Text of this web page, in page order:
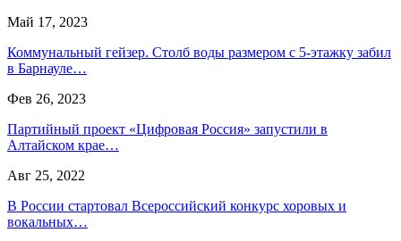
Май 17, 2023
Коммунальный гейзер. Столб воды размером с 5-этажку забил
в Барнауле…
Фев 26, 2023
Партийный проект «Цифровая Россия» запустили в
Алтайском крае…
Авг 25, 2022
В России стартовал Всероссийский конкурс хоровых и
вокальных…